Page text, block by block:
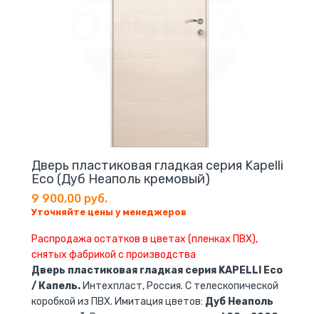
Дверь пластиковая гладкая серия Kapelli
Eco (Дуб Неаполь кремовый)
9 900,00 руб.
Уточняйте цены у менеджеров
Распродажа остатков в цветах (пленках ПВХ),
снятых фабрикой с производства
Дверь пластиковая гладкая серия KAPELLI Eco
/ Капель. Интехпласт, Россия. С телескопической
коробкой из ПВХ. Имитация цветов: Дуб Неаполь